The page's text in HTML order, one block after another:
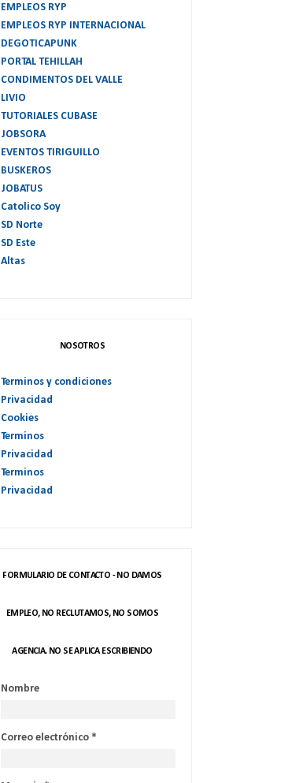
EMPLEOS RYP
EMPLEOS RYP INTERNACIONAL
DEGOTICAPUNK
PORTAL TEHILLAH
CONDIMENTOS DEL VALLE
LIVIO
TUTORIALES CUBASE
JOBSORA
EVENTOS TIRIGUILLO
BUSKEROS
JOBATUS
Catolico Soy
SD Norte
SD Este
Altas
NOSOTROS
Terminos y condiciones
Privacidad
Cookies
Terminos
Privacidad
Terminos
Privacidad
FORMULARIO DE CONTACTO - NO DAMOS
EMPLEO, NO RECLUTAMOS, NO SOMOS
AGENCIA. NO SE APLICA ESCRIBIENDO
Nombre
Correo electrónico *